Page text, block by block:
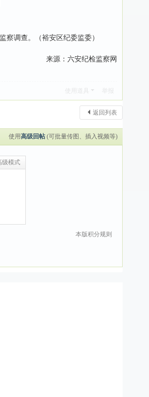
调查。（裕安区纪委监委）
来源：六安纪检监察网
使用道具 举报
返回列表
使用高级回帖 (可批量传图、插入视频等)
级模式
本版积分规则